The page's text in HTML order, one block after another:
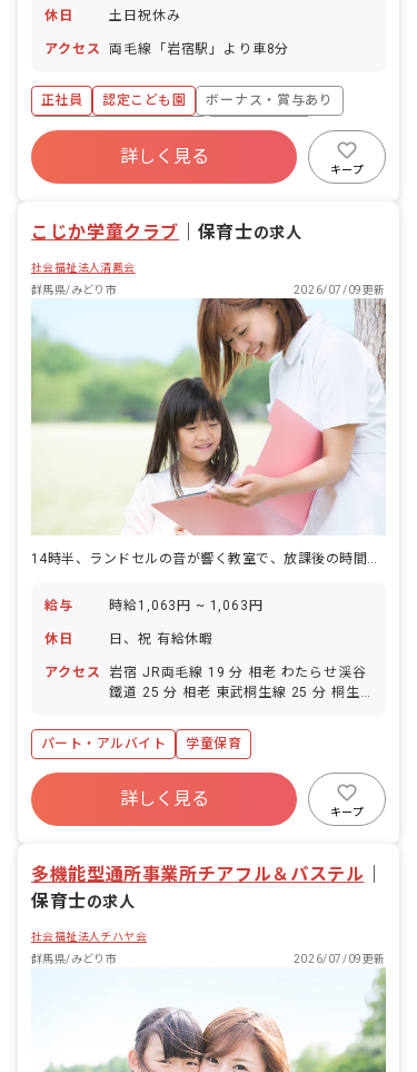
休日 土日祝休み
アクセス 両毛線「岩宿駅」より車8分
正社員 認定こども園
ボーナス・賞与あり
寮・住宅・家賃補助あり
社会保険完備
有給
福利厚生充実
詳しく見る
キープ
こじか学童クラブ 保育士の求人
社会福祉法人清鳳会
群馬県/みどり市
2026/07/09更新
14時半、ランドセルの音が響く教室で、放課後の時間を子どもと一緒に過ごす仕事です。
給与 時給1,063円 ~ 1,063円
休日 日、祝 有給休暇
アクセス
岩宿 JR両毛線 19 分 相老 わたらせ渓谷
鐵道 25 分 相老 東武桐生線 25 分 桐生
パート・アルバイト
学童保育
詳しく見る
キープ
多機能型通所事業所チアフル＆パステル
保育士の求人
社会福祉法人チハヤ会
群馬県/みどり市
2026/07/09更新